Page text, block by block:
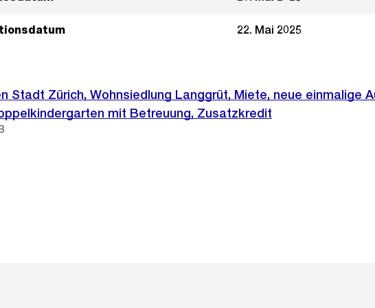
22. Mai 2025
Stadt Zürich, Wohnsiedlung Langgrüt, Miete, neue einmalige
mit Betreuung, Zusatzkredit